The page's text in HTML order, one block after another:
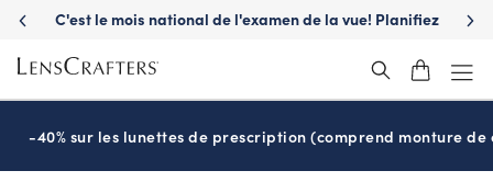
C'est le mois national de l'examen de la vue! Planifiez
-40% sur les lunettes de prescription (comprend monture de